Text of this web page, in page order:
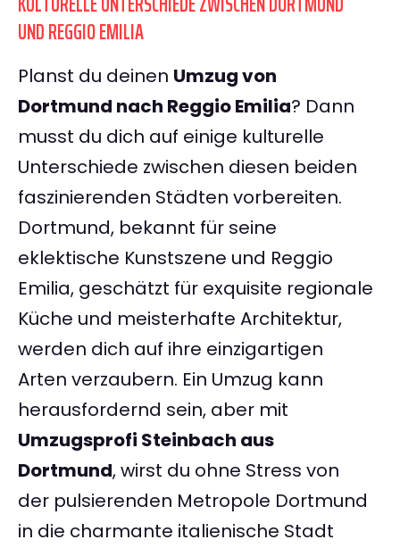
UND REGGIO EMILIA
Planst du deinen Umzug von
Dortmund nach Reggio Emilia? Dann
musst du dich auf einige kulturelle
Unterschiede zwischen diesen beiden
faszinierenden Städten vorbereiten.
Dortmund, bekannt für seine
eklektische Kunstszene und Reggio
Emilia, geschätzt für exquisite regionale
Küche und meisterhafte Architektur,
werden dich auf ihre einzigartigen
Arten verzaubern. Ein Umzug kann
herausfordernd sein, aber mit
Umzugsprofi Steinbach aus
Dortmund, wirst du ohne Stress von
der pulsierenden Metropole Dortmund
in die charmante italienische Stadt